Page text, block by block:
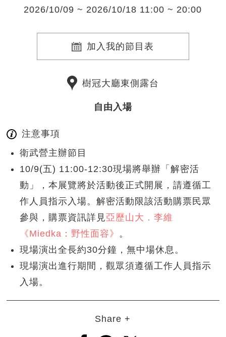
2026/10/09 ~ 2026/10/18 11:00 ~ 20:00
加入我的節目表
樹冠大廳東側露台
自由入場
注意事項
衛武營主辦節目
10/9(五) 11:00-12:30現場將舉辦「解密活
動」，本展覽將於活動後正式開展，請遵循工
作人員指示入場。解密活動限該活動購票民眾
參與，購票資訊詳見亞歷山大．李維
《Miedka：野性面容》 。
現場演出全長約30分鐘，無中場休息。
現場演出進行期間，觀眾須遵循工作人員指示
入場。
Share +